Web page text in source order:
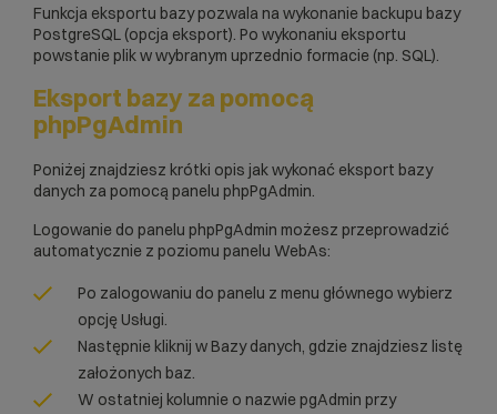
Funkcja eksportu bazy pozwala na wykonanie backupu bazy
PostgreSQL (opcja eksport). Po wykonaniu eksportu
powstanie plik w wybranym uprzednio formacie (np. SQL).
Eksport bazy za pomocą
phpPgAdmin
Poniżej znajdziesz krótki opis jak wykonać eksport bazy
danych za pomocą panelu phpPgAdmin.
Logowanie do panelu phpPgAdmin możesz przeprowadzić
automatycznie z poziomu panelu WebAs:
Po zalogowaniu do panelu z menu głównego wybierz
opcję Usługi.
Następnie kliknij w Bazy danych, gdzie znajdziesz listę
założonych baz.
W ostatniej kolumnie o nazwie pgAdmin przy